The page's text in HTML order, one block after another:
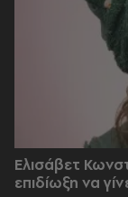
Ελισάβετ
επιδίωξη να